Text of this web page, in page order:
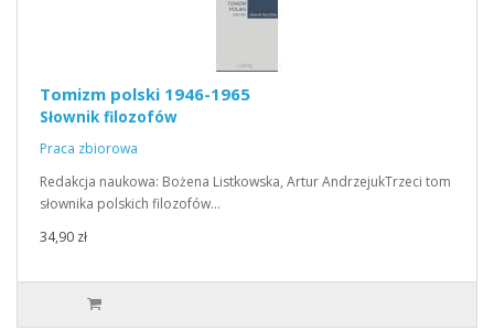
Tomizm polski 1946-1965
Słownik filozofów
Praca zbiorowa
Redakcja naukowa: Bożena Listkowska, Artur AndrzejukTrzeci tom
słownika polskich filozofów…
34,90 zł